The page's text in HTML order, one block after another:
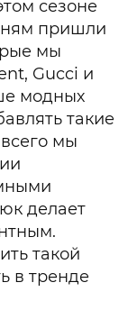
сезоне
пришли
мы
Gucci и
модных
такие
мы
делает
такой
в тренде